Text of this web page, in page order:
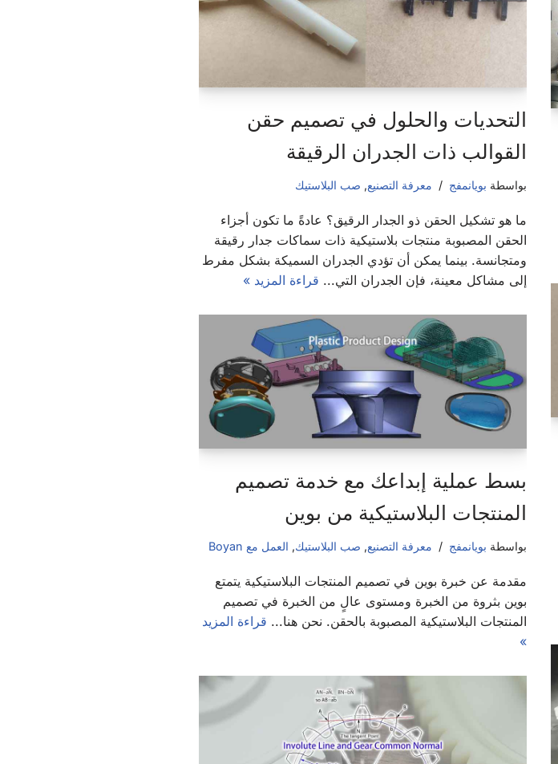
التحديات والحلول في تصميم حقن
القوالب ذات الجدران الرقيقة
بواسطة بويانمفج معرفة التصنيع, صب البلاستيك
ما هو تشكيل الحقن ذو الجدار الرقيق؟ عادةً ما تكون أجزاء
الحقن المصبوبة منتجات بلاستيكية ذات سماكات جدار رقيقة
ومتجانسة. بينما يمكن أن تؤدي الجدران السميكة بشكل مفرط
إلى مشاكل معينة، فإن الجدران التي... قراءة المزيد »
بسط عملية إبداعك مع خدمة تصميم
المنتجات البلاستيكية من بوين
بواسطة بويانمفج معرفة التصنيع, صب البلاستيك, العمل مع Boyan
مقدمة عن خبرة بوين في تصميم المنتجات البلاستيكية يتمتع
بوين بثروة من الخبرة ومستوى عالٍ من الخبرة في تصميم
المنتجات البلاستيكية المصبوبة بالحقن. نحن هنا... قراءة المزيد
»